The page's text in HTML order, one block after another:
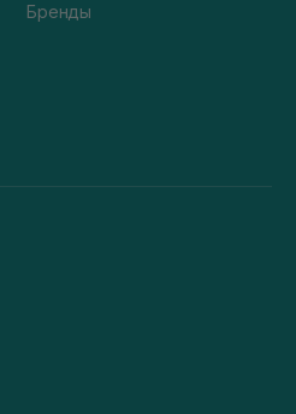
Бренды